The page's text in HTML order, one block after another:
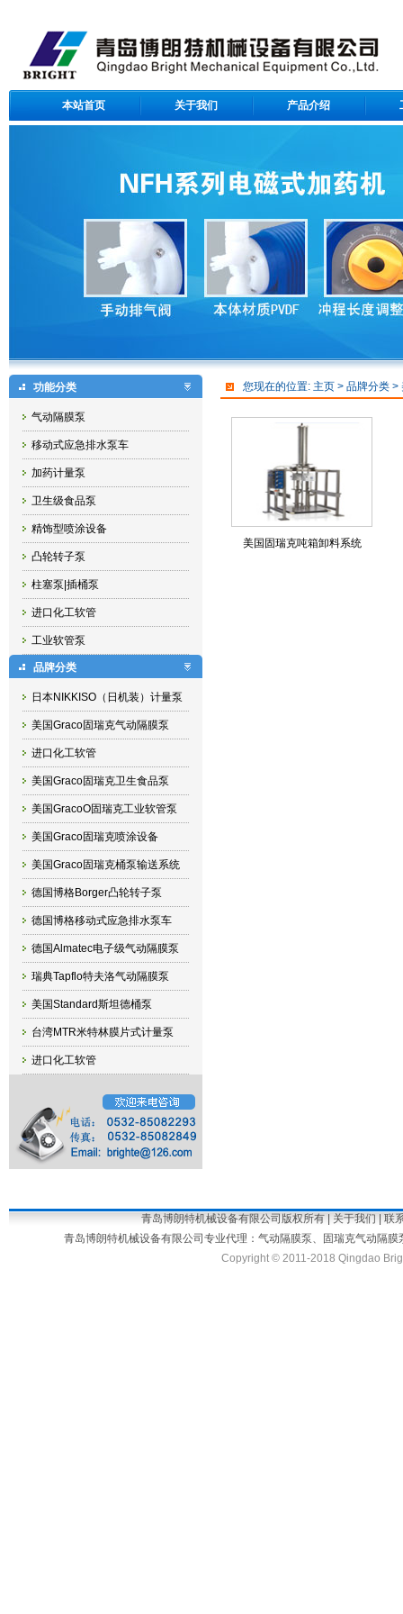
青岛博朗特机械设备有限公司
本站首页 关于我们 产品介绍
功能分类
气动隔膜泵
移动式应急排水泵车
加药计量泵
卫生级食品泵
精饰型喷涂设备
凸轮转子泵
柱塞泵|插桶泵
进口化工软管
工业软管泵
品牌分类
日本NIKKISO（日机装）计量泵
美国Graco固瑞克气动隔膜泵
进口化工软管
美国Graco固瑞克卫生食品泵
美国GracoO固瑞克工业软管泵
美国Graco固瑞克喷涂设备
美国Graco固瑞克桶泵输送系统
德国博格Borger凸轮转子泵
德国博格移动式应急排水泵车
德国Almatec电子级气动隔膜泵
瑞典Tapflo特夫洛气动隔膜泵
美国Standard斯坦德桶泵
台湾MTR米特林膜片式计量泵
进口化工软管
您现在的位置: 主页 > 品牌分类 >
美国固瑞克吨箱卸料系统
青岛博朗特机械设备有限公司版权所有 | 关于我们
联
青岛博朗特机械设备有限公司专业代理： 气动隔膜泵、
固瑞克气动隔膜
Copyright © 2011-2018 Qingdao